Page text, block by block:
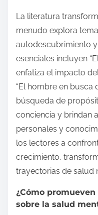
La literatura
menudo explora
autodescubrimiento
esenciales incluyen
enfatiza el impacto
“El hombre en busca
búsqueda de
conciencia y brindan
personales y
los lectores a
crecimiento,
trayectorias de salud
¿Cómo
sobre la salud